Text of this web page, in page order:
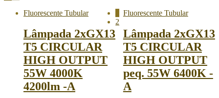
Fluorescente Tubular
Lâmpada 2xGX13
T5 CIRCULAR
HIGH OUTPUT
55W 4000K
4200lm -A
Fluorescente Tubular
Lâmpada 2xGX13
T5 CIRCULAR
HIGH OUTPUT
peq. 55W 6400K -
A
2